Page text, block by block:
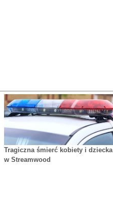
Tragiczna śmierć kobiety i dziecka
w Streamwood